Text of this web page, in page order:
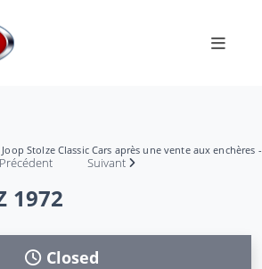
Stolze Classic Cars après une vente aux enchères -
Précédent Suivant
1972
Closed